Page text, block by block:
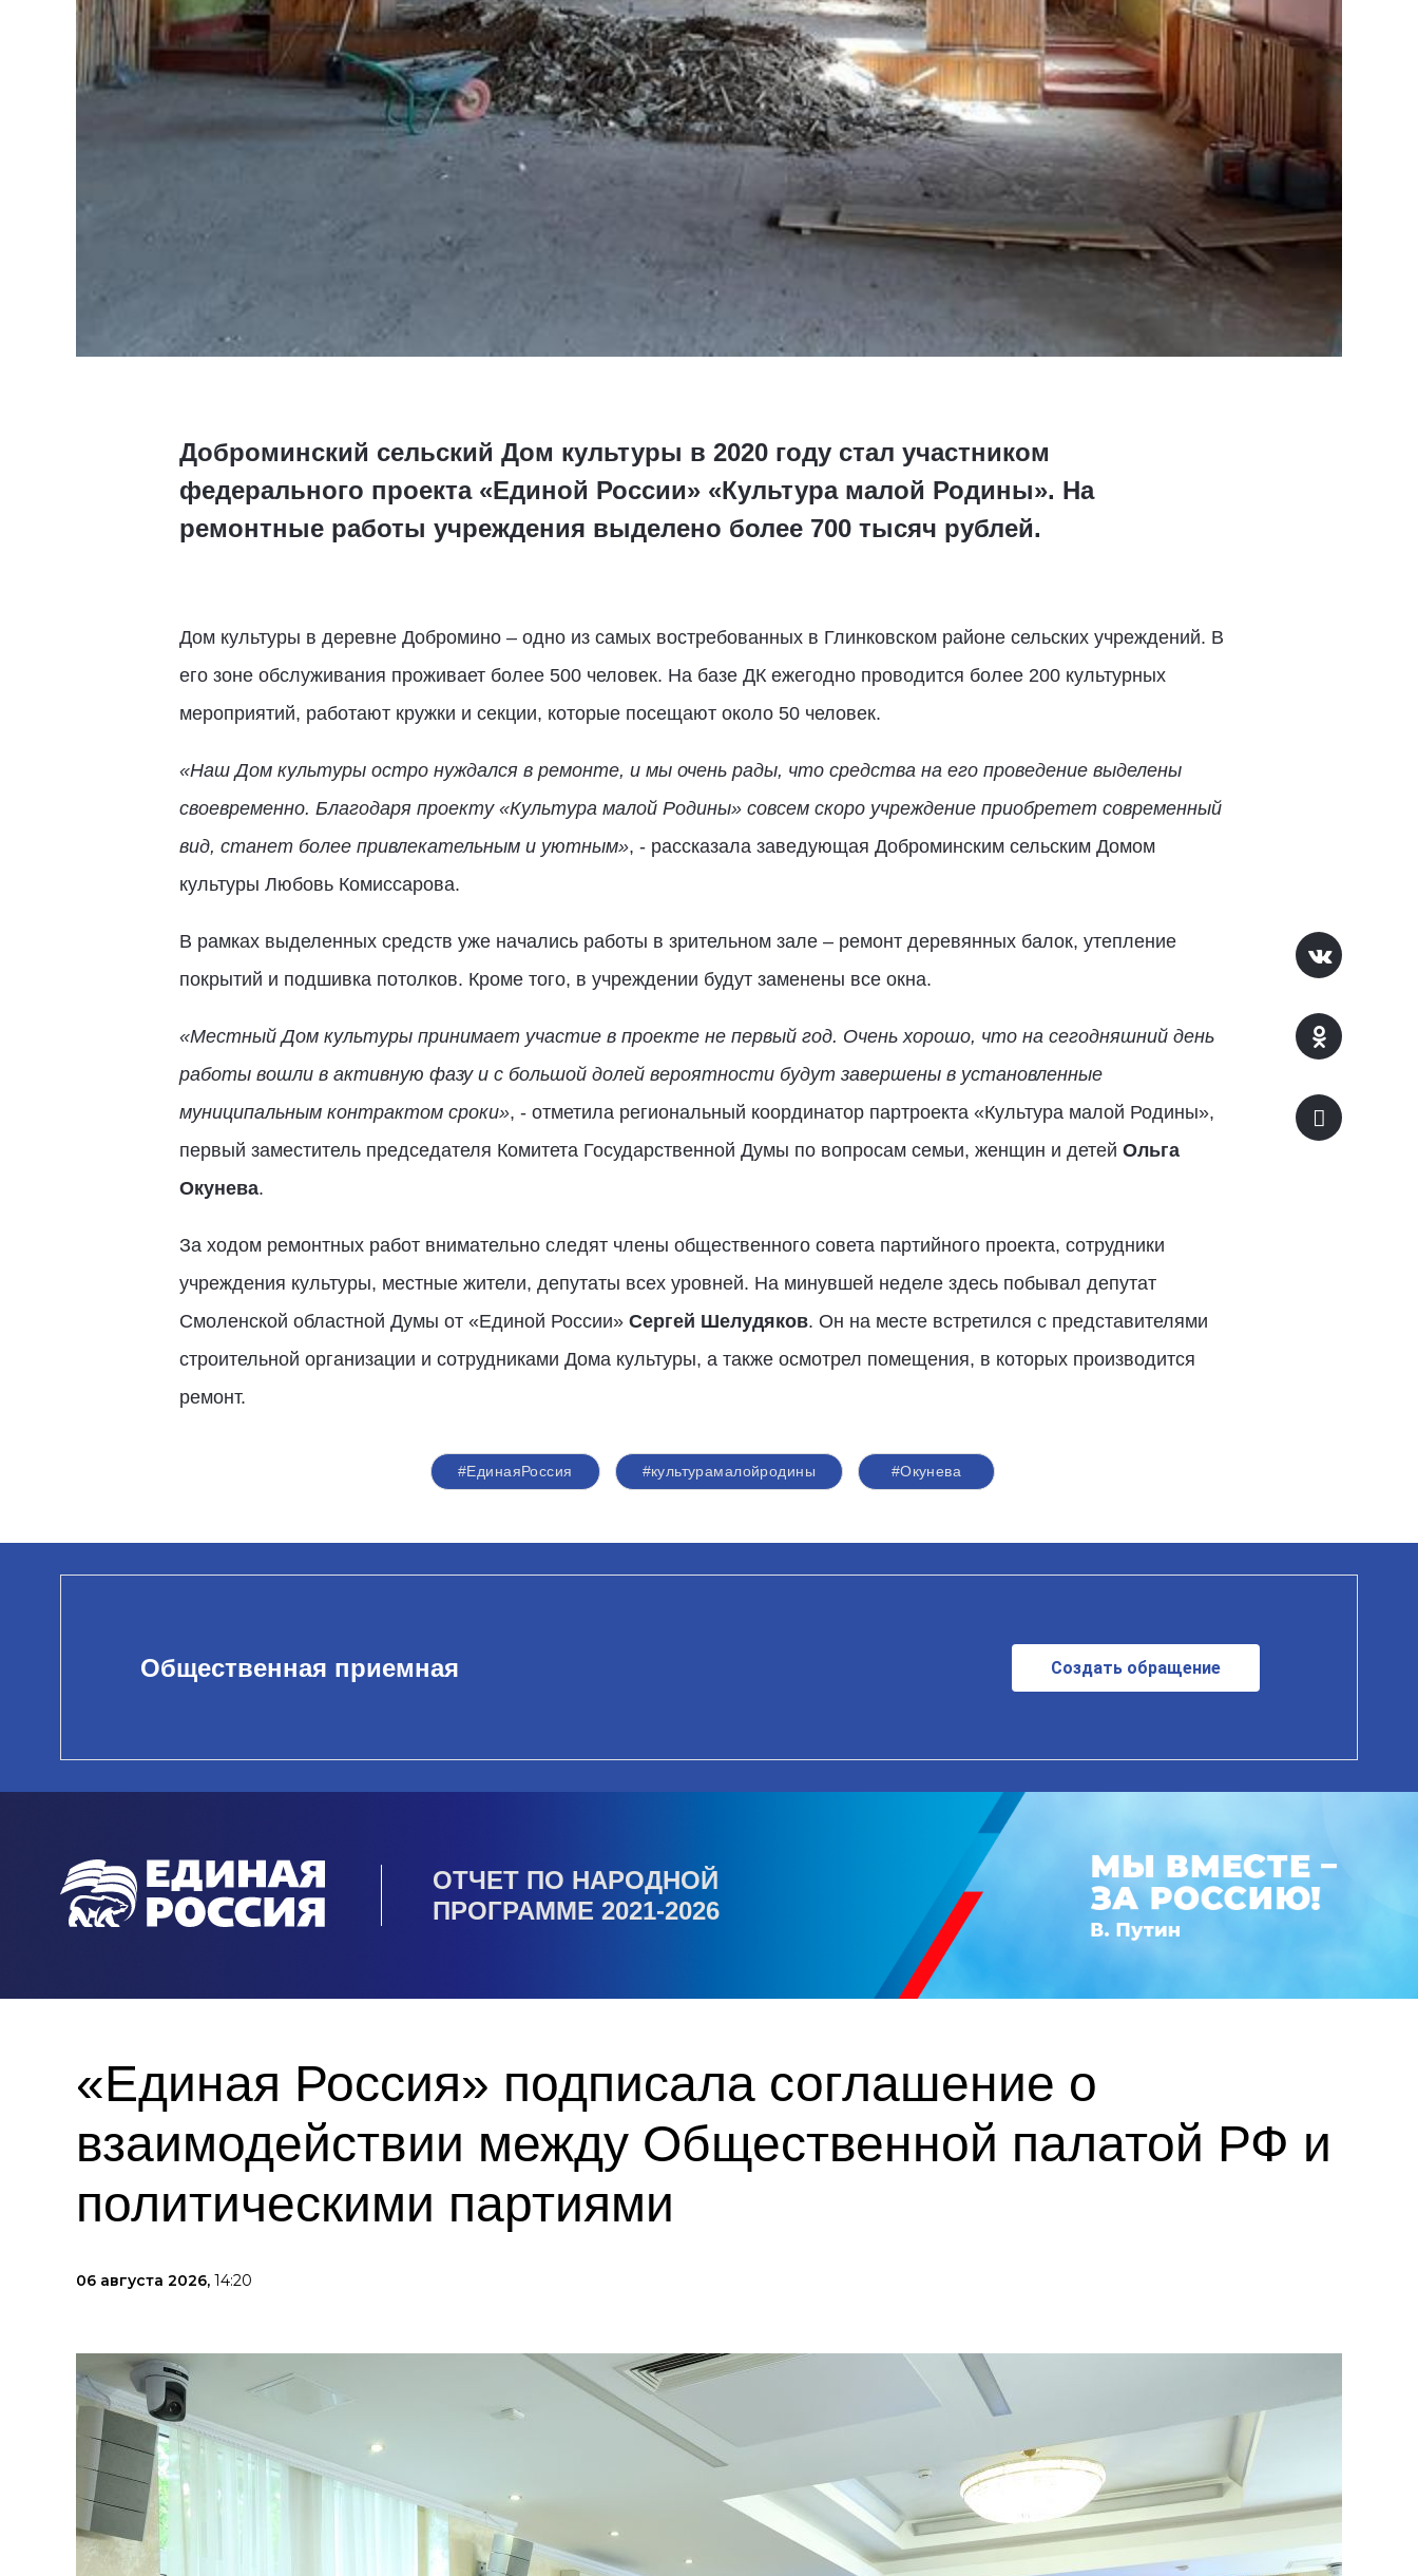
Доброминский сельский Дом культуры в 2020 году стал участником
федерального проекта «Единой России» «Культура малой Родины». На
ремонтные работы учреждения выделено более 700 тысяч рублей.
Дом культуры в деревне Добромино – одно из самых востребованных в Глинковском районе сельских учреждений. В
его зоне обслуживания проживает более 500 человек. На базе ДК ежегодно проводится более 200 культурных
мероприятий, работают кружки и секции, которые посещают около 50 человек.
«Наш Дом культуры остро нуждался в ремонте, и мы очень рады, что средства на его проведение выделены
своевременно. Благодаря проекту «Культура малой Родины» совсем скоро учреждение приобретет современный
вид, станет более привлекательным и уютным», - рассказала заведующая Доброминским сельским Домом
культуры Любовь Комиссарова.
В рамках выделенных средств уже начались работы в зрительном зале – ремонт деревянных балок, утепление
покрытий и подшивка потолков. Кроме того, в учреждении будут заменены все окна.
«Местный Дом культуры принимает участие в проекте не первый год. Очень хорошо, что на сегодняшний день
работы вошли в активную фазу и с большой долей вероятности будут завершены в установленные
муниципальным контрактом сроки», - отметила региональный координатор партроекта «Культура малой Родины»,
первый заместитель председателя Комитета Государственной Думы по вопросам семьи, женщин и детей Ольга
Окунева.
За ходом ремонтных работ внимательно следят члены общественного совета партийного проекта, сотрудники
учреждения культуры, местные жители, депутаты всех уровней. На минувшей неделе здесь побывал депутат
Смоленской областной Думы от «Единой России» Сергей Шелудяков. Он на месте встретился с представителями
строительной организации и сотрудниками Дома культуры, а также осмотрел помещения, в которых производится
ремонт.
#ЕдинаяРоссия #культурамалойродины #Окунева
Общественная приемная Создать обращение
ОТЧЕТ ПО НАРОДНОЙ
ПРОГРАММЕ 2021-2026
«Единая Россия» подписала соглашение о
взаимодействии между Общественной палатой РФ и
политическими партиями
06 августа 2026, 14:20